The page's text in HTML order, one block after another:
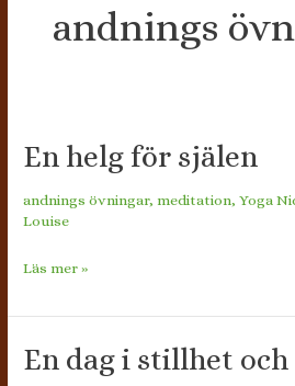
andnings
En helg för själen
andnings övningar, meditation,Yoga
Louise
En
för
själen
Läs mer »
En dag i stillhet